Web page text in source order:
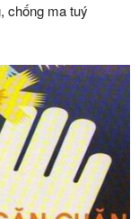
chống ma tuý